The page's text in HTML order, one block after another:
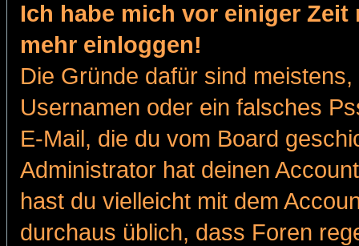
Ich habe mich vor einiger
mehr einloggen!
Die Gründe dafür sind
Usernamen oder ein falsches
E-Mail, die du vom Board
Administrator hat deinen
hast du vielleicht mit dem
durchaus üblich, dass Foren